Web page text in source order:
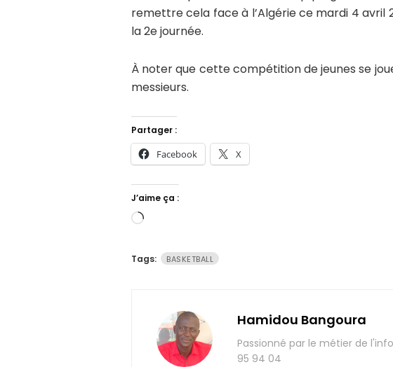
remettre cela face à l’Algérie ce mardi 4 avril
la 2e journée.
À noter que cette compétition de jeunes se
messieurs.
Partager :
Facebook X
J’aime ça :
Chargement…
Tags: BASKETBALL
Hamidou Bangoura
Passionné par le métier de
95 94 04